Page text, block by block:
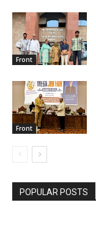
Front
Front
POPULAR POSTS